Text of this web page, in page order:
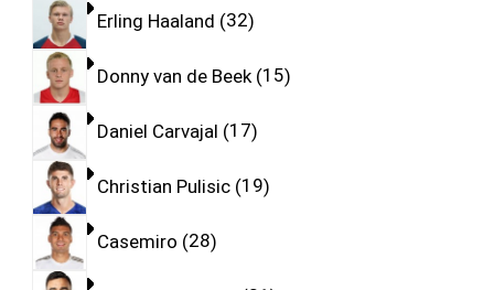
Erling Haaland 32
Donny van de Beek 15
Daniel Carvajal 17
Christian Pulisic 19
Casemiro 28